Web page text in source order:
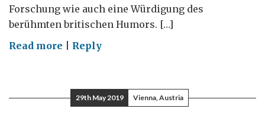
Forschung wie auch eine Würdigung des
berühmten britischen Humors. […]
Read more on
Thing
As
Reply
29th May 2019 Vienna, Austria